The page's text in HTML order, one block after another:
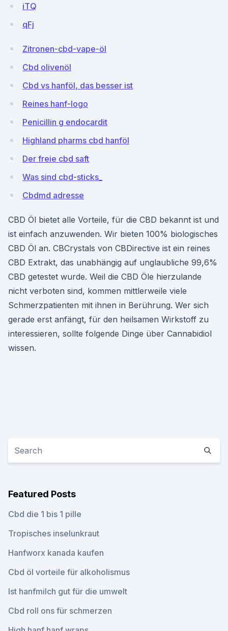
iTQ
qFj
Zitronen-cbd-vape-öl
Cbd olivenöl
Cbd vs hanföl, das besser ist
Reines hanf-logo
Penicillin g endocardit
Highland pharms cbd hanföl
Der freie cbd saft
Was sind cbd-sticks_
Cbdmd adresse
CBD Öl bietet alle Vorteile, für die CBD bekannt ist und
ist einfach anzuwenden. Wir bieten 100% biologisches
CBD Öl an. CBCrystals von CBDirective ist ein reines
CBD Extrakt, das unabhängig auf unglaubliche 99,6%
CBD getestet wurde. Weil die CBD Öle hierzulande
nicht verboten sind, kommen mittlerweile viele
Schmerzpatienten mit ihnen in Berührung. Wer sich
gerade erst anfängt, für den heilsamen Wirkstoff zu
interessieren, sollte folgende Dinge über Cannabidiol
wissen.
Featured Posts
Cbd die 1 bis 1 pille
Tropisches inselunkraut
Hanfworx kanada kaufen
Cbd öl vorteile für alkoholismus
Ist hanfmilch gut für die umwelt
Cbd roll ons für schmerzen